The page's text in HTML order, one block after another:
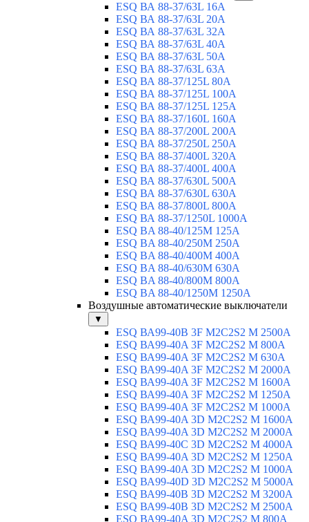
ESQ ВА 88-37/63L 16A
ESQ ВА 88-37/63L 20A
ESQ ВА 88-37/63L 32A
ESQ ВА 88-37/63L 40A
ESQ ВА 88-37/63L 50A
ESQ ВА 88-37/63L 63A
ESQ ВА 88-37/125L 80A
ESQ ВА 88-37/125L 100A
ESQ ВА 88-37/125L 125A
ESQ ВА 88-37/160L 160A
ESQ ВА 88-37/200L 200A
ESQ ВА 88-37/250L 250A
ESQ ВА 88-37/400L 320A
ESQ ВА 88-37/400L 400A
ESQ ВА 88-37/630L 500A
ESQ ВА 88-37/630L 630A
ESQ ВА 88-37/800L 800A
ESQ ВА 88-37/1250L 1000A
ESQ BA 88-40/125M 125A
ESQ BA 88-40/250M 250A
ESQ BA 88-40/400M 400A
ESQ BA 88-40/630М 630A
ESQ BA 88-40/800M 800A
ESQ BA 88-40/1250М 1250A
Воздушные автоматические выключатели
▼
ESQ ВА99-40B 3F M2C2S2 M 2500A
ESQ ВА99-40A 3F M2C2S2 М 800A
ESQ ВА99-40A 3F M2C2S2 М 630A
ESQ ВА99-40A 3F M2C2S2 М 2000A
ESQ ВА99-40A 3F M2C2S2 М 1600A
ESQ ВА99-40A 3F M2C2S2 М 1250A
ESQ ВА99-40A 3F M2C2S2 М 1000A
ESQ ВА99-40A 3D M2C2S2 M 1600A
ESQ ВА99-40A 3D M2C2S2 M 2000A
ESQ ВА99-40C 3D M2C2S2 M 4000A
ESQ ВА99-40A 3D M2C2S2 M 1250A
ESQ ВА99-40A 3D M2C2S2 M 1000A
ESQ ВА99-40D 3D M2C2S2 M 5000A
ESQ ВА99-40B 3D M2C2S2 M 3200A
ESQ ВА99-40B 3D M2C2S2 M 2500A
ESQ ВА99-40A 3D M2C2S2 M 800A